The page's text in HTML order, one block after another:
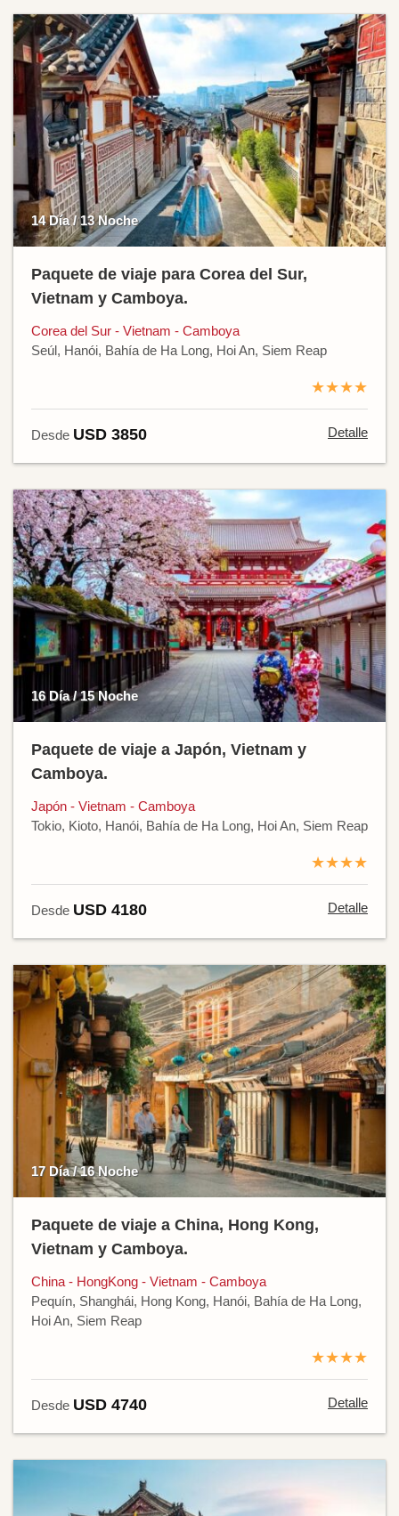
14 Día / 13 Noche
Paquete de viaje para Corea del Sur,
Vietnam y Camboya.
Corea del Sur - Vietnam - Camboya
Seúl, Hanói, Bahía de Ha Long, Hoi An, Siem Reap
★★★★
Desde USD 3850 Detalle
16 Día / 15 Noche
Paquete de viaje a Japón, Vietnam y
Camboya.
Japón - Vietnam - Camboya
Tokio, Kioto, Hanói, Bahía de Ha Long, Hoi An, Siem Reap
★★★★
Desde USD 4180 Detalle
17 Día / 16 Noche
Paquete de viaje a China, Hong Kong,
Vietnam y Camboya.
China - HongKong - Vietnam - Camboya
Pequín, Shanghái, Hong Kong, Hanói, Bahía de Ha Long,
Hoi An, Siem Reap
★★★★
Desde USD 4740 Detalle